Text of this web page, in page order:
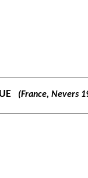
(France, Nevers